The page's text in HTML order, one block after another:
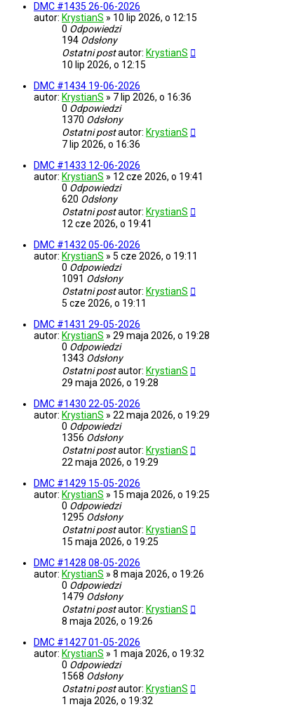
DMC #1435 26-06-2026
autor: KrystianS » 10 lip 2026, o 12:15
0 Odpowiedzi
194 Odsłony
Ostatni postautor: KrystianS
10 lip 2026, o 12:15
DMC #1434 19-06-2026
autor: KrystianS » 7 lip 2026, o 16:36
0 Odpowiedzi
1370 Odsłony
Ostatni postautor: KrystianS
7 lip 2026, o 16:36
DMC #1433 12-06-2026
autor: KrystianS » 12 cze 2026, o 19:41
0 Odpowiedzi
620 Odsłony
Ostatni postautor: KrystianS
12 cze 2026, o 19:41
DMC #1432 05-06-2026
autor: KrystianS » 5 cze 2026, o 19:11
0 Odpowiedzi
1091 Odsłony
Ostatni postautor: KrystianS
5 cze 2026, o 19:11
DMC #1431 29-05-2026
autor: KrystianS » 29 maja 2026, o 19:28
0 Odpowiedzi
1343 Odsłony
Ostatni postautor: KrystianS
29 maja 2026, o 19:28
DMC #1430 22-05-2026
autor: KrystianS » 22 maja 2026, o 19:29
0 Odpowiedzi
1356 Odsłony
Ostatni postautor: KrystianS
22 maja 2026, o 19:29
DMC #1429 15-05-2026
autor: KrystianS » 15 maja 2026, o 19:25
0 Odpowiedzi
1295 Odsłony
Ostatni postautor: KrystianS
15 maja 2026, o 19:25
DMC #1428 08-05-2026
autor: KrystianS » 8 maja 2026, o 19:26
0 Odpowiedzi
1479 Odsłony
Ostatni postautor: KrystianS
8 maja 2026, o 19:26
DMC #1427 01-05-2026
autor: KrystianS » 1 maja 2026, o 19:32
0 Odpowiedzi
1568 Odsłony
Ostatni postautor: KrystianS
1 maja 2026, o 19:32